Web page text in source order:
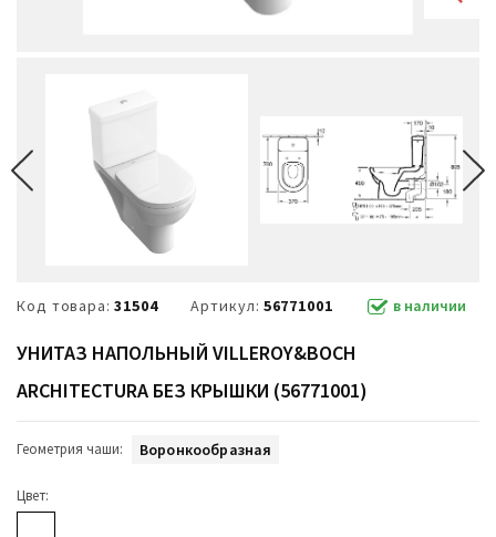
Код товара: 31504 Артикул: 56771001 в наличии
УНИТАЗ НАПОЛЬНЫЙ VILLEROY&BOCH
ARCHITECTURA БЕЗ КРЫШКИ (56771001)
Геометрия чаши: Воронкообразная
Цвет: